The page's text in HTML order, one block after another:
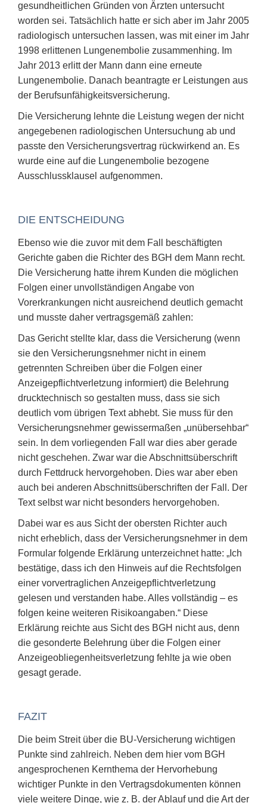
gesundheitlichen Gründen von Ärzten untersucht
worden sei. Tatsächlich hatte er sich aber im Jahr 2005
radiologisch untersuchen lassen, was mit einer im Jahr
1998 erlittenen Lungenembolie zusammenhing. Im
Jahr 2013 erlitt der Mann dann eine erneute
Lungenembolie. Danach beantragte er Leistungen aus
der Berufsunfähigkeitsversicherung.
Die Versicherung lehnte die Leistung wegen der nicht
angegebenen radiologischen Untersuchung ab und
passte den Versicherungsvertrag rückwirkend an. Es
wurde eine auf die Lungenembolie bezogene
Ausschlussklausel aufgenommen.
DIE ENTSCHEIDUNG
Ebenso wie die zuvor mit dem Fall beschäftigten
Gerichte gaben die Richter des BGH dem Mann recht.
Die Versicherung hatte ihrem Kunden die möglichen
Folgen einer unvollständigen Angabe von
Vorerkrankungen nicht ausreichend deutlich gemacht
und musste daher vertragsgemäß zahlen:
Das Gericht stellte klar, dass die Versicherung (wenn
sie den Versicherungsnehmer nicht in einem
getrennten Schreiben über die Folgen einer
Anzeigepflichtverletzung informiert) die Belehrung
drucktechnisch so gestalten muss, dass sie sich
deutlich vom übrigen Text abhebt. Sie muss für den
Versicherungsnehmer gewissermaßen „unübersehbar“
sein. In dem vorliegenden Fall war dies aber gerade
nicht geschehen. Zwar war die Abschnittsüberschrift
durch Fettdruck hervorgehoben. Dies war aber eben
auch bei anderen Abschnittsüberschriften der Fall. Der
Text selbst war nicht besonders hervorgehoben.
Dabei war es aus Sicht der obersten Richter auch
nicht erheblich, dass der Versicherungsnehmer in dem
Formular folgende Erklärung unterzeichnet hatte: „Ich
bestätige, dass ich den Hinweis auf die Rechtsfolgen
einer vorvertraglichen Anzeigepflichtverletzung
gelesen und verstanden habe. Alles vollständig – es
folgen keine weiteren Risikoangaben.“ Diese
Erklärung reichte aus Sicht des BGH nicht aus, denn
die gesonderte Belehrung über die Folgen einer
Anzeigeobliegenheitsverletzung fehlte ja wie oben
gesagt gerade.
FAZIT
Die beim Streit über die BU-Versicherung wichtigen
Punkte sind zahlreich. Neben dem hier vom BGH
angesprochenen Kernthema der Hervorhebung
wichtiger Punkte in den Vertragsdokumenten können
viele weitere Dinge, wie z. B. der Ablauf und die Art der